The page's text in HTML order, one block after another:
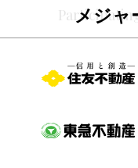
メジャ